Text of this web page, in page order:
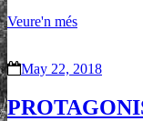
Veure'n més
May 22, 2018